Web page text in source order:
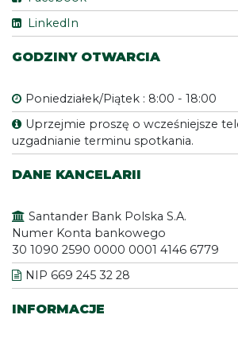
LinkedIn
GODZINY OTWARCIA
Poniedziałek/Piątek : 8:00 - 18:00
Uprzejmie proszę o wcześniejsze
uzgadnianie terminu spotkania.
DANE KANCELARII
Santander Bank Polska S.A.
Numer Konta bankowego
30 1090 2590 0000 0001 4146 6779
NIP 669 245 32 28
INFORMACJE